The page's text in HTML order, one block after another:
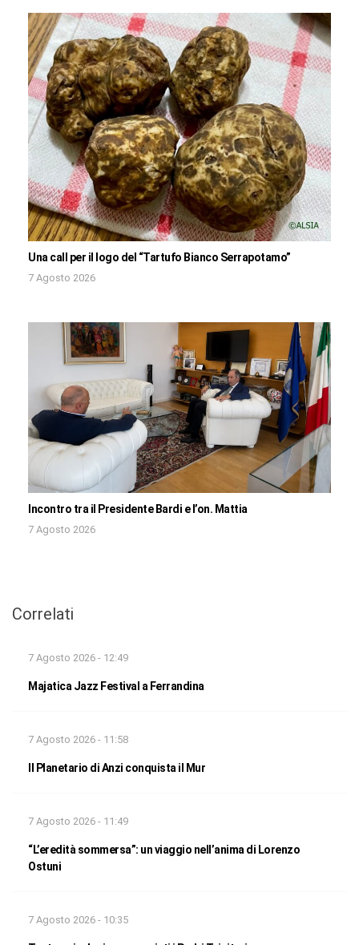
Una call per il logo del “Tartufo Bianco Serrapotamo”
7 Agosto 2026
Incontro tra il Presidente Bardi e l’on. Mattia
7 Agosto 2026
Correlati
7 Agosto 2026 - 12:49
Majatica Jazz Festival a Ferrandina
7 Agosto 2026 - 11:58
Il Planetario di Anzi conquista il Mur
7 Agosto 2026 - 11:49
“L’eredità sommersa”: un viaggio nell’anima di Lorenzo
Ostuni
7 Agosto 2026 - 10:35